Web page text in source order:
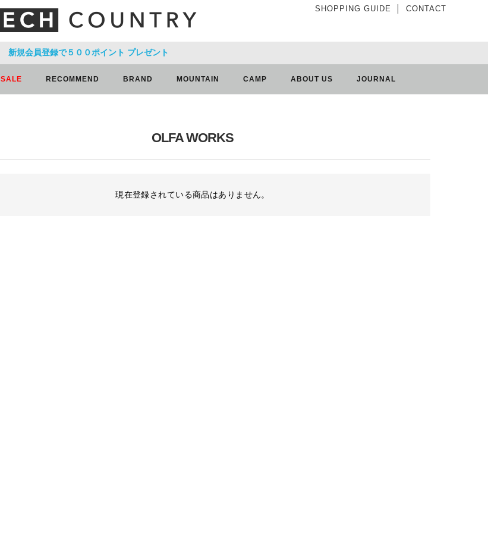
SHOPPING GUIDE CONTACT
新規会員登録で５００ポイント プレゼント
SALE RECOMMEND BRAND MOUNTAIN CAMP ABOUT US JOURNAL
OLFA WORKS
現在登録されている商品はありません。